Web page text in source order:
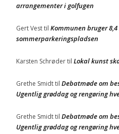
arrangementer i golfugen
Gert Vesttil Kommunen bruger
sommerparkeringspladsen
Karsten Schrødertil Lokal kunst
Grethe Smidttil Debatmøde om
Ugentlig grøddag og rengøring
Grethe Smidttil Debatmøde om
Ugentlig grøddag og rengøring